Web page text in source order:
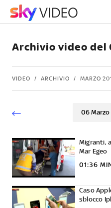
Archivio video del
VIDEO ARCHIVIO MARZO
06 Marzo
Migranti,
Mar Egeo
01:36
Caso
sblocco